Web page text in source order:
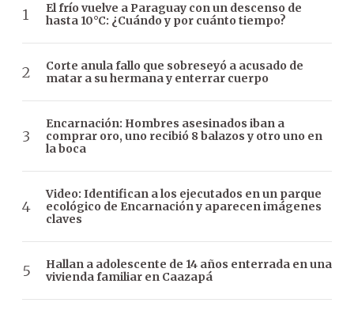
El frío vuelve a Paraguay con un descenso de
hasta 10°C: ¿Cuándo y por cuánto tiempo?
Corte anula fallo que sobreseyó a acusado de
matar a su hermana y enterrar cuerpo
Encarnación: Hombres asesinados iban a
comprar oro, uno recibió 8 balazos y otro uno en
la boca
Video: Identifican a los ejecutados en un parque
ecológico de Encarnación y aparecen imágenes
claves
Hallan a adolescente de 14 años enterrada en una
vivienda familiar en Caazapá